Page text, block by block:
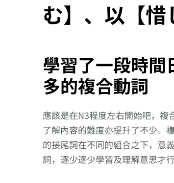
む】、以【
學習了一段時
多的複合動詞
應該是在N3程度左右開始吧，
了解內容的難度亦提升了不少。
的接尾詞在不同的組合之下，意
詞，逐少逐少學習及理解意思才行